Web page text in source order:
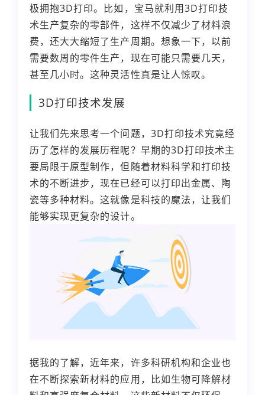
极拥抱3D打印。比如，宝马就利用3D打印技
术生产复杂的零部件，这样不仅减少了材料浪
费，还大大缩短了生产周期。想象一下，以前
需要数周的零件生产，现在可能只需要几天，
甚至几小时。这种灵活性真是让人惊叹。
3D打印技术发展
让我们先来思考一个问题，3D打印技术究竟经
历了怎样的发展历程呢？早期的3D打印技术主
要局限于原型制作，但随着材料科学和打印技
术的不断进步，现在已经可以打印出金属、陶
瓷等多种材料。这就像是科技的魔法，让我们
能够实现更复杂的设计。
据我的了解，近年来，许多科研机构和企业也
在不断探索新材料的应用，比如生物可降解材